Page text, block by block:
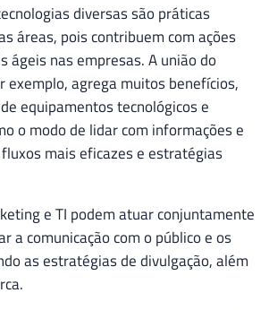
diversas são práticas
áreas, pois contribuem com ações
ágeis nas empresas. A união do
exemplo, agrega muitos benefícios,
equipamentos tecnológicos e
o modo de lidar com informações e
mais eficazes e estratégias
e TI podem atuar conjuntamente
a comunicação com o público e os
as estratégias de divulgação, além